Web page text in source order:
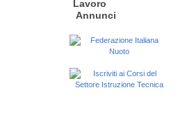
Annunci